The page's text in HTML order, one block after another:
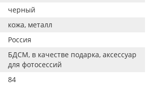
черный
кожа, металл
Россия
БДСМ, в качестве подарка, аксессуар
для фотосессий
84